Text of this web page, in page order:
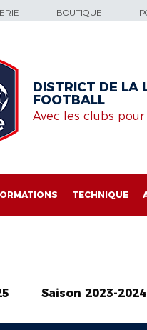
BOUTIQUE
DISTRICT DE LA
FOOTBALL
Avec les clubs
TECHNIQUE
Saison 2023-2024